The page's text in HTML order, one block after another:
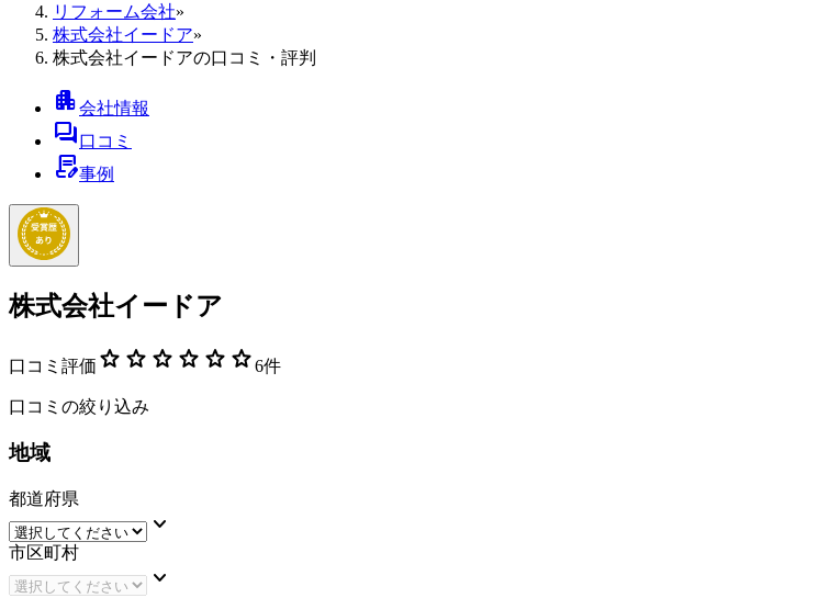
リフォーム会社»
株式会社イードア»
株式会社イードアの口コミ・評判
apartment会社情報
forum口コミ
contract_edit事例
株式会社イードア
口コミ評価 star star star star star star6件
口コミの絞り込み
地域
都道府県
keyboard_arrow_down
市区町村
keyboard_arrow_down